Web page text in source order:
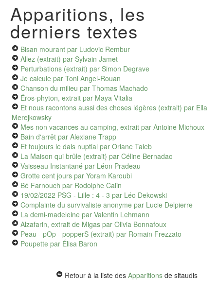
Apparitions, les
derniers textes
Bisan mourant par Ludovic Rembur
Allez (extrait) par Sylvain Jamet
Perturbations (extrait) par Simon Degrave
Je calcule par Toni Angel-Rouan
Chanson du milieu par Thomas Machado
Éros-phyton, extrait par Maya Vitalia
Et nous racontons aussi des choses légères (extrait) par Ella
Merejkowsky
Mes non vacances au camping, extrait par Antoine Michoux
Bain d'arrêt par Alexiane Trapp
Et toujours le dais nuptial par Oriane Taieb
La Maison qui brûle (extrait) par Céline Bernadac
Vaisseau Instantané par Léon Pradeau
Grotte cent jours par Yoram Karoubi
Bé Farnouch par Rodolphe Calin
19/02/2022 PSG - Lille : 4 - 3 par Léo Dekowski
Complainte du survivaliste anonyme par Lucie Delpierre
La demi-madeleine par Valentin Lehmann
Alzafarin, extrait de Migas par Olivia Bonnafoux
Peau - pOp - popperS (extrait) par Romain Frezzato
Poupette par Élisa Baron
Retour à la liste des Apparitions de sitaudis